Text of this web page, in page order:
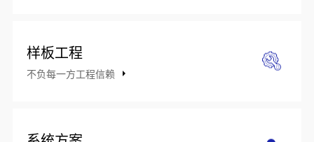
样板工程
不负每一方工程信赖